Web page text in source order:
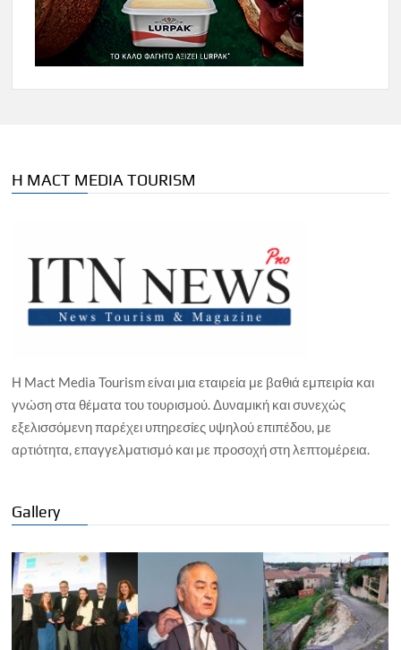
Η MACT MEDIA TOURISM
Η Mact Media Tourism είναι μια εταιρεία με βαθιά εμπειρία και
γνώση στα θέματα του τουρισμού. Δυναμική και συνεχώς
εξελισσόμενη παρέχει υπηρεσίες υψηλού επιπέδου, με
αρτιότητα, επαγγελματισμό και με προσοχή στη λεπτομέρεια.
Gallery